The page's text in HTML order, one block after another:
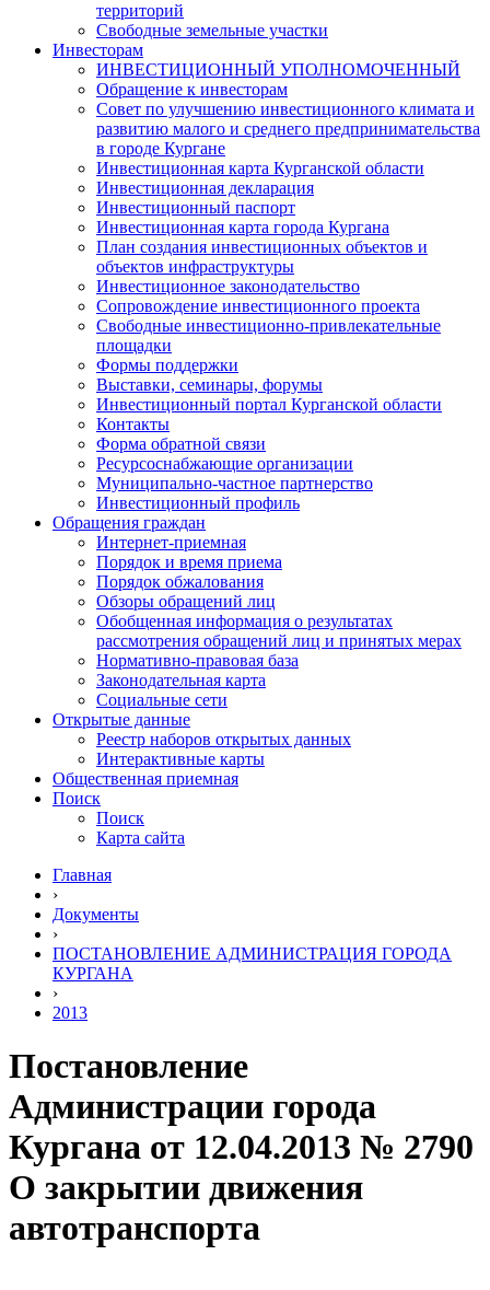
территорий
Свободные земельные участки
Инвесторам
ИНВЕСТИЦИОННЫЙ УПОЛНОМОЧЕННЫЙ
Обращение к инвесторам
Совет по улучшению инвестиционного климата и
развитию малого и среднего предпринимательства
в городе Кургане
Инвестиционная карта Курганской области
Инвестиционная декларация
Инвестиционный паспорт
Инвестиционная карта города Кургана
План создания инвестиционных объектов и
объектов инфраструктуры
Инвестиционное законодательство
Сопровождение инвестиционного проекта
Свободные инвестиционно-привлекательные
площадки
Формы поддержки
Выставки, семинары, форумы
Инвестиционный портал Курганской области
Контакты
Форма обратной связи
Ресурсоснабжающие организации
Муниципально-частное партнерство
Инвестиционный профиль
Обращения граждан
Интернет-приемная
Порядок и время приема
Порядок обжалования
Обзоры обращений лиц
Обобщенная информация о результатах
рассмотрения обращений лиц и принятых мерах
Нормативно-правовая база
Законодательная карта
Социальные сети
Открытые данные
Реестр наборов открытых данных
Интерактивные карты
Общественная приемная
Поиск
Поиск
Карта сайта
Главная
›
Документы
›
ПОСТАНОВЛЕНИЕ АДМИНИСТРАЦИЯ ГОРОДА
КУРГАНА
›
2013
Постановление
Администрации города
Кургана от 12.04.2013 № 2790
О закрытии движения
автотранспорта